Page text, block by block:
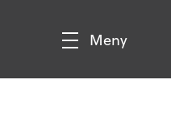
Vis/SkjulMeny